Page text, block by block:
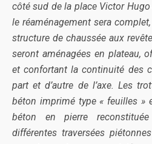
côté sud de la place Victor Hugo
le réaménagement sera
structure de chaussée aux
seront aménagées en plateau,
et confortant la continuité des
part et d’autre de l’axe. Les
béton imprimé type « feuilles »
béton en pierre
différentes traversées